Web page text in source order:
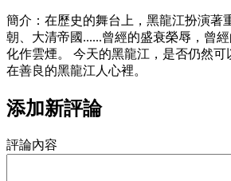
簡介：在歷史的舞台上，黑龍江扮演著
朝、大清帝國......曾經的盛衰榮辱，曾
化作雲煙。 今天的黑龍江，是否仍然
在善良的黑龍江人心裡。
添加新評論
評論內容